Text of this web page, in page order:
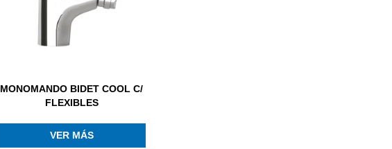
MONOMANDO BIDET COOL C/
FLEXIBLES
VER MÁS